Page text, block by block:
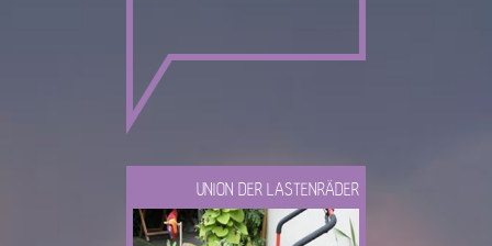
UNION DER LASTENRÄDER